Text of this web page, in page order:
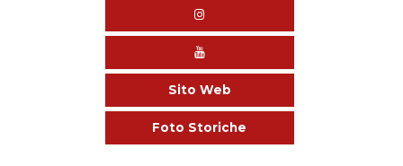
Sito Web
Foto Storiche